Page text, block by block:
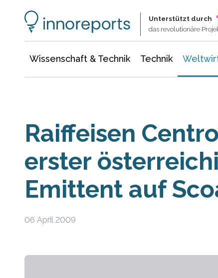
Unterstützt durch
das revolutionäre
Wissenschaft & Technik Technik
Raiffeisen
erster
Emittent auf
06 April 2009